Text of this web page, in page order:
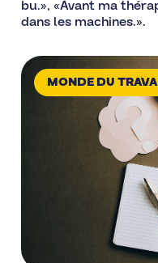
bu.», «Avant ma
dans les machines.».
MONDE DU